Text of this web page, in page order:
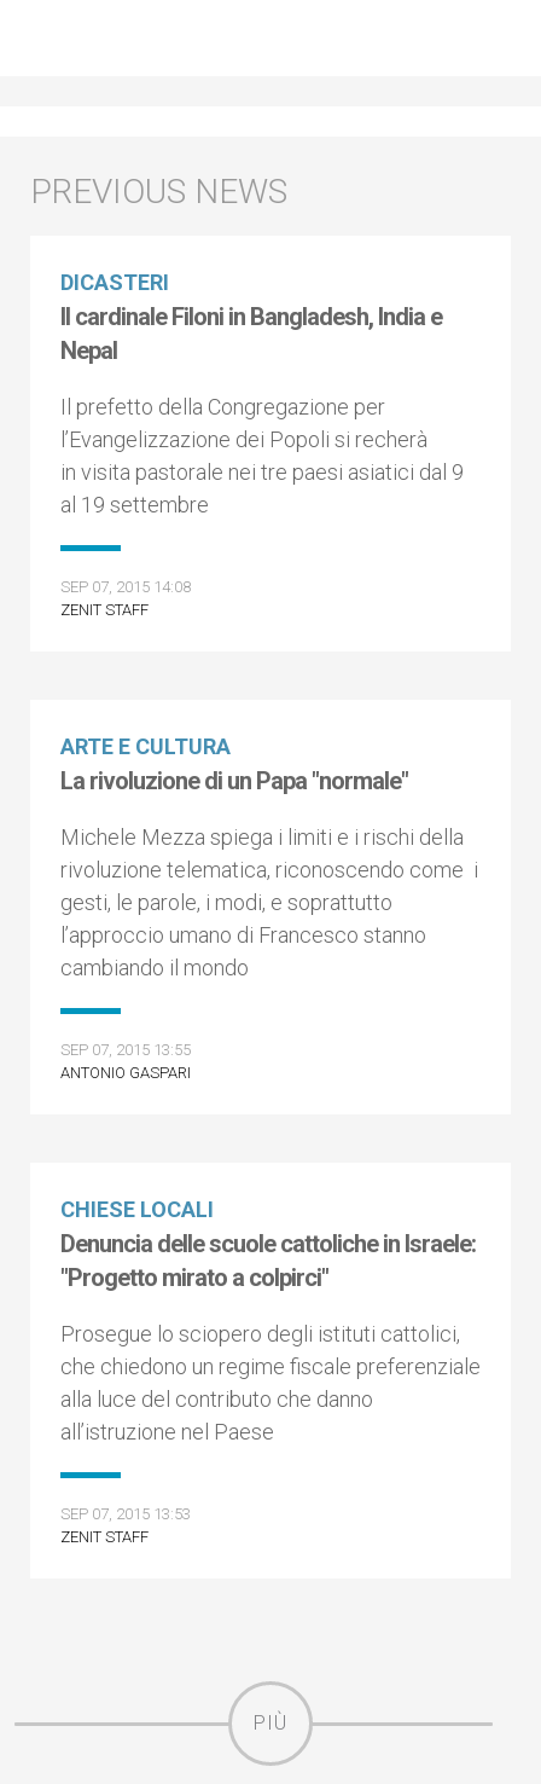
DICASTERI
Il cardinale Filoni in Bangladesh, India e
Nepal
Il prefetto della Congregazione per
l’Evangelizzazione dei Popoli si recherà
in visita pastorale nei tre paesi asiatici dal 9
al 19 settembre
SEP 07, 2015 14:08
ZENIT STAFF
ARTE E CULTURA
La rivoluzione di un Papa "normale"
Michele Mezza spiega i limiti e i rischi della
rivoluzione telematica, riconoscendo come i
gesti, le parole, i modi, e soprattutto
l’approccio umano di Francesco stanno
cambiando il mondo
SEP 07, 2015 13:55
ANTONIO GASPARI
CHIESE LOCALI
Denuncia delle scuole cattoliche in Israele:
"Progetto mirato a colpirci"
Prosegue lo sciopero degli istituti cattolici,
che chiedono un regime fiscale preferenziale
alla luce del contributo che danno
all’istruzione nel Paese
SEP 07, 2015 13:53
ZENIT STAFF
PIÙ